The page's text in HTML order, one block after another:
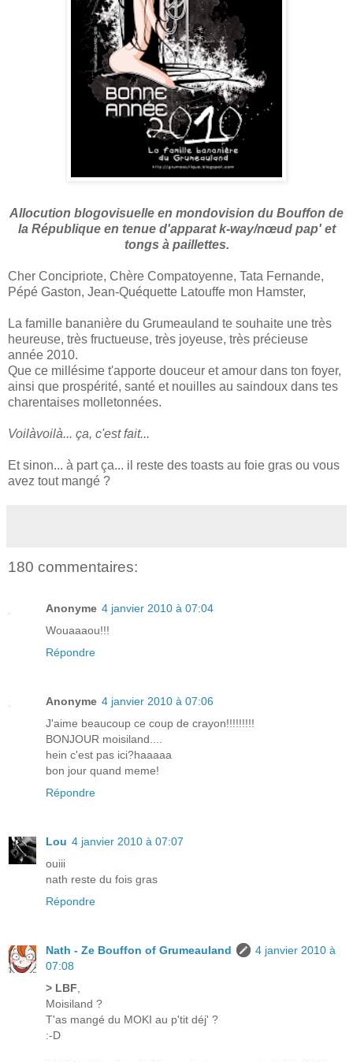
Allocution blogovisuelle en mondovision du Bouffon de
la République en tenue d'apparat k-way/nœud pap' et
tongs à paillettes.
Cher Concipriote, Chère Compatoyenne, Tata Fernande,
Pépé Gaston, Jean-Quéquette Latouffe mon Hamster,
La famille bananière du Grumeauland te souhaite une très
heureuse, très fructueuse, très joyeuse, très précieuse
année 2010.
Que ce millésime t'apporte douceur et amour dans ton foyer,
ainsi que prospérité, santé et nouilles au saindoux dans tes
charentaises molletonnées.
Voilàvoilà... ça, c'est fait...
Et sinon... à part ça... il reste des toasts au foie gras ou vous
avez tout mangé ?
180 commentaires:
Anonyme 4 janvier 2010 à 07:04
Wouaaaou!!!
Répondre
Anonyme 4 janvier 2010 à 07:06
J'aime beaucoup ce coup de crayon!!!!!!!!!
BONJOUR moisiland....
hein c'est pas ici?haaaaa
bon jour quand meme!
Répondre
Lou 4 janvier 2010 à 07:07
ouiii
nath reste du fois gras
Répondre
Nath - Ze Bouffon of Grumeauland
4 janvier 2010 à
07:08
> LBF
Moisiland ?
T'as mangé du MOKI au p'tit déj' ?
:-D